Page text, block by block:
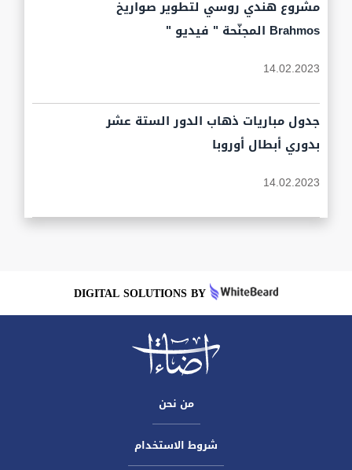
مشروع هندي روسي لتطوير صواريخ
Brahmos المجنّحة " فيديو "
14.02.2023
جدول مباريات ذهاب الدور الستة عشر
بدوري أبطال أوروبا
14.02.2023
DIGITAL SOLUTIONS BY
من نحن
شروط الاستخدام